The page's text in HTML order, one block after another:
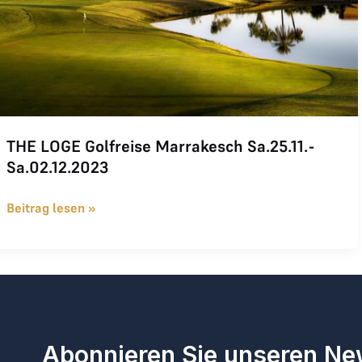
THE LOGE Golfreise Marrakesch Sa.25.11.-
Sa.02.12.2023
Beitrag lesen »
Abonnieren Sie unseren